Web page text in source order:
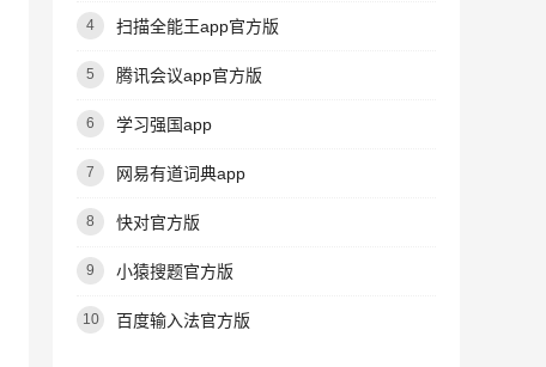
4 扫描全能王app官方版
5 腾讯会议app官方版
6 学习强国app
7 网易有道词典app
8 快对官方版
9 小猿搜题官方版
10 百度输入法官方版